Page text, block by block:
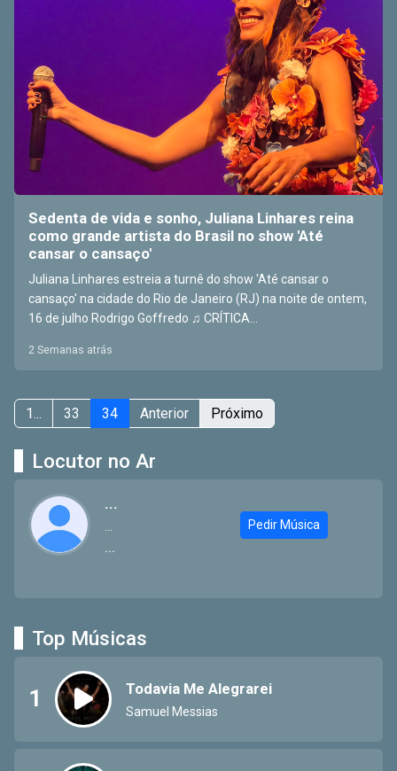
Sedenta de vida e sonho, Juliana Linhares reina
como grande artista do Brasil no show 'Até
cansar o cansaço'
Juliana Linhares estreia a turnê do show 'Até cansar o
cansaço' na cidade do Rio de Janeiro (RJ) na noite de ontem,
16 de julho Rodrigo Goffredo ♫ CRÍTICA...
2 Semanas atrás
1... 33 34 Anterior Próximo
Locutor no Ar
...
...
Pedir Música
Top Músicas
1 Todavia Me Alegrarei
Samuel Messias